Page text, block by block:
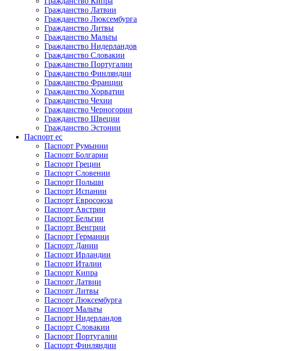
Гражданство Латвии
Гражданство Люксембурга
Гражданство Литвы
Гражданство Мальты
Гражданство Нидерландов
Гражданство Словакии
Гражданство Португалии
Гражданство Финляндии
Гражданство Франции
Гражданство Хорватии
Гражданство Чехии
Гражданство Черногории
Гражданство Швеции
Гражданство Эстонии
Паспорт ес
Паспорт Румынии
Паспорт Болгарии
Паспорт Греции
Паспорт Словении
Паспорт Польши
Паспорт Испании
Паспорт Евросоюза
Паспорт Австрии
Паспорт Бельгии
Паспорт Венгрии
Паспорт Германии
Паспорт Дании
Паспорт Ирландии
Паспорт Италии
Паспорт Кипра
Паспорт Латвии
Паспорт Литвы
Паспорт Люксембурга
Паспорт Мальты
Паспорт Нидерландов
Паспорт Словакии
Паспорт Португалии
Паспорт Финляндии